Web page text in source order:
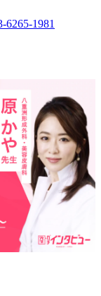
1981